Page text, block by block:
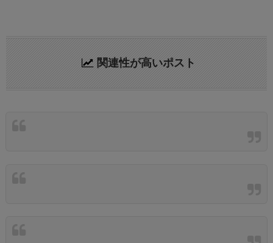
関連性が高いポスト